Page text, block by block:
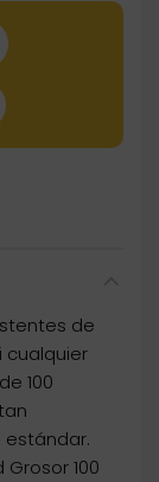
Shape 100
de
cualquier
100
100